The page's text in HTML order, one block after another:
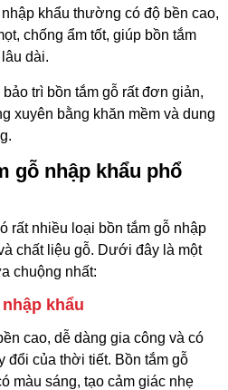
nhập khẩu thường có độ bền cao,
chống ẩm tốt, giúp bồn tắm
dài.
bảo trì bồn tắm gỗ rất đơn giản,
xuyên bằng khăn mềm và dung
gỗ nhập khẩu phổ
rất nhiều loại bồn tắm gỗ nhập
chất liệu gỗ. Dưới đây là một
chuộng nhất:
khẩu
cao, dễ dàng gia công và có
đổi của thời tiết. Bồn tắm gỗ
màu sáng, tạo cảm giác nhẹ